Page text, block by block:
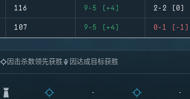
116 9-5 (+4) 2-2 (0)
107 9-5 (+4) 0-1 (-1)
因击杀数领先获胜 因达成目标获胜